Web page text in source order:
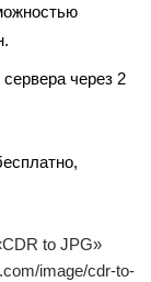
через 2
to JPG»
image/cdr-to-